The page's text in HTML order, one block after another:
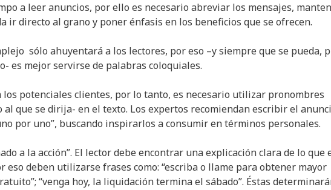
a leer anuncios, por ello es necesario abreviar los mensajes,
ir directo al grano y poner énfasis en los beneficios que se ofrecen.
sólo ahuyentará a los lectores, por eso –y siempre que se pueda,
es mejor servirse de palabras coloquiales.
los potenciales clientes, por lo tanto, es necesario utilizar pronombres
que se dirija- en el texto. Los expertos recomiendan escribir el
por uno”, buscando inspirarlos a consumir en términos personales.
a la acción”. El lector debe encontrar una explicación clara de lo que
eso deben utilizarse frases como: “escriba o llame para obtener mayor
“venga hoy, la liquidación termina el sábado”. Éstas